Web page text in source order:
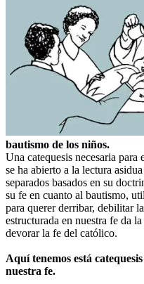
bautismo de los niños.
Una catequesis necesaria
se ha abierto a la lectura
separados basados en su
su fe en cuanto al bautismo,
para querer derribar, debilitar
estructurada en nuestra fe da
devorar la fe del católico.
Aquí tenemos está
nuestra fe.